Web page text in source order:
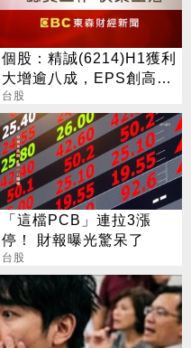
個股：精誠(6214)H1獲利
大增逾八成，EPS創高達
6.15元，H2強攻AI與全球
IT服務
台股
「這檔PCB」連拉3漲
停！ 財報曝光驚呆了
台股